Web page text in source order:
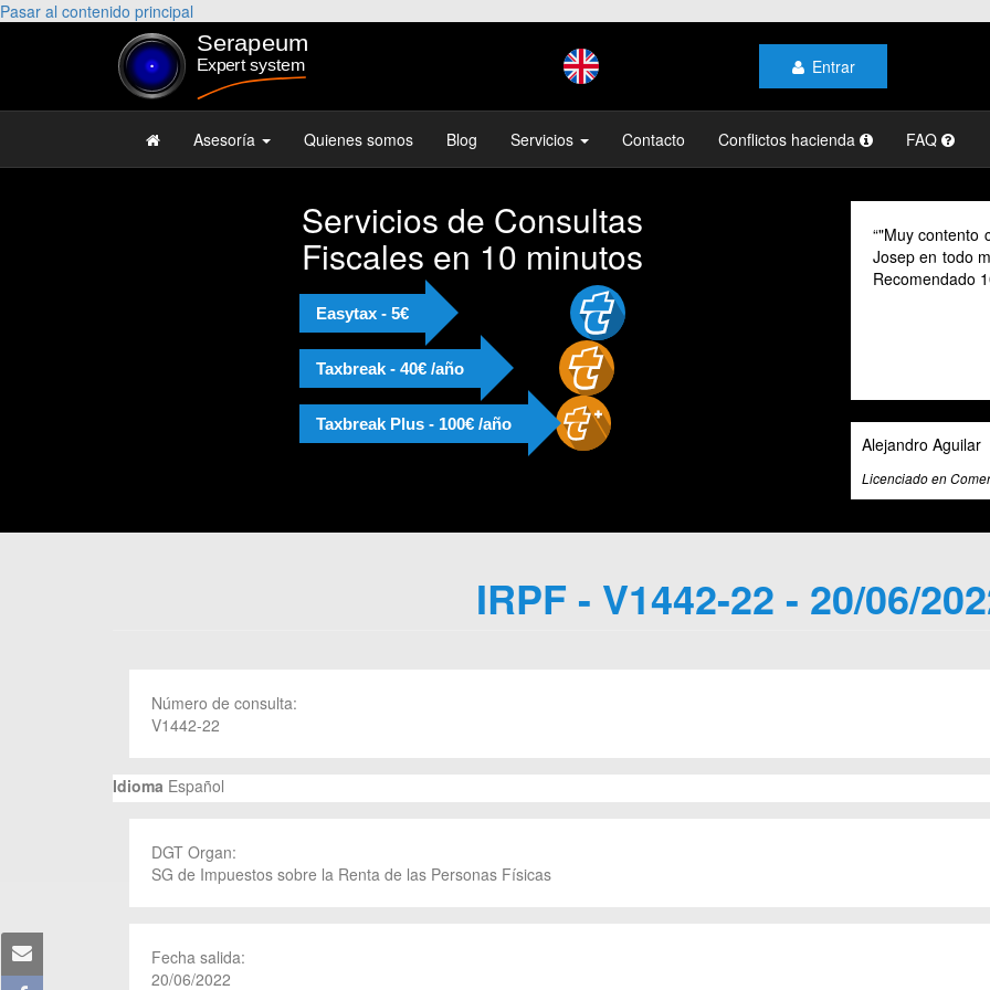
Pasar al contenido principal
Entrar
Asesoría Quienes somos Blog Servicios Contacto Conflictos hacienda FAQ
Servicios de Consultas
Fiscales en 10 minutos
Easytax - 5€
Taxbreak - 40€ /año
Taxbreak Plus - 100€ /año
"Muy contento
Josep en todo
Recomendado
Alejandro Aguilar
Licenciado en
IRPF - V1442-22 - 20/06/
Número de consulta:
V1442-22
Idioma Español
DGT Organ:
SG de Impuestos sobre la Renta de las Personas Físicas
Fecha salida:
20/06/2022